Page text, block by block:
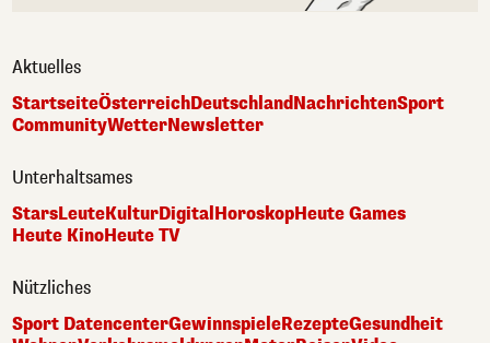
Aktuelles
StartseiteÖsterreichDeutschlandNachrichtenSport
CommunityWetterNewsletter
Unterhaltsames
StarsLeuteKulturDigital HoroskopHeute Games
Heute KinoHeute TV
Nützliches
Sport DatencenterGewinnspieleRezepteGesundheit